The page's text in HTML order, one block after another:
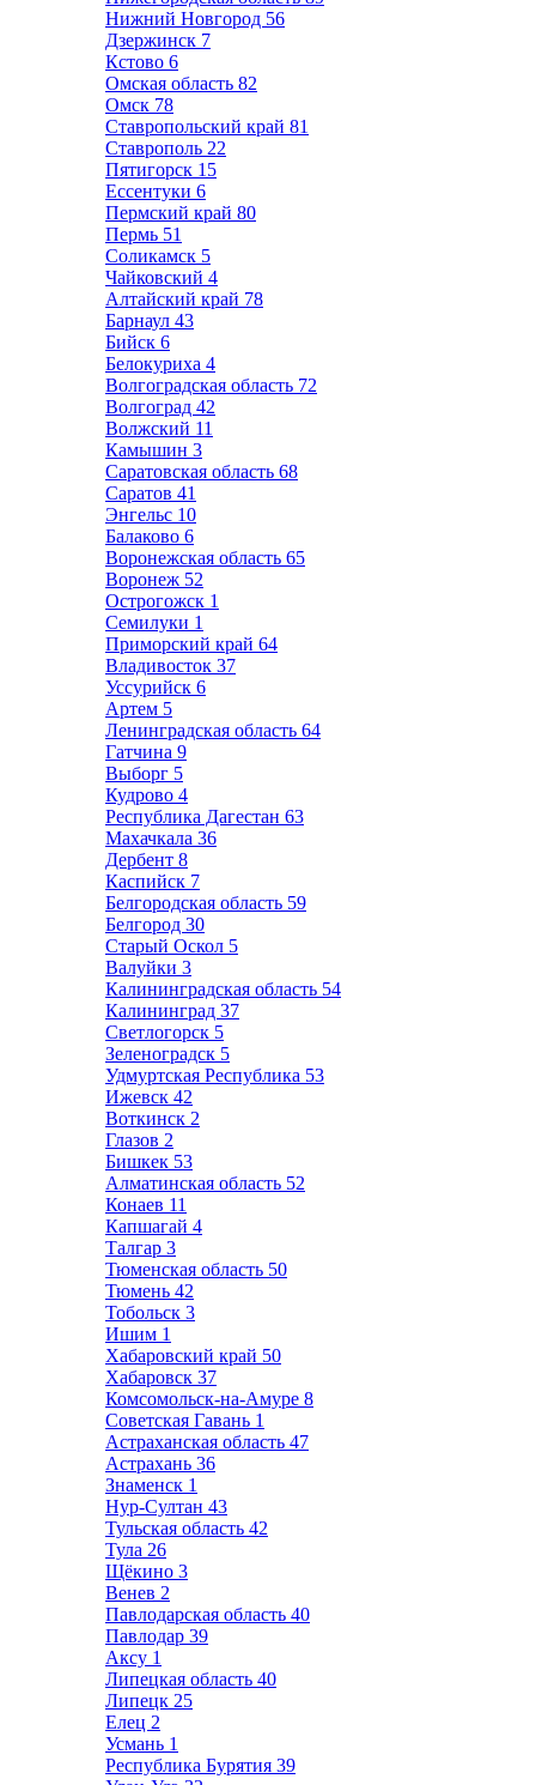
Нижний Новгород 56
Дзержинск 7
Кстово 6
Омская область 82
Омск 78
Ставропольский край 81
Ставрополь 22
Пятигорск 15
Ессентуки 6
Пермский край 80
Пермь 51
Соликамск 5
Чайковский 4
Алтайский край 78
Барнаул 43
Бийск 6
Белокуриха 4
Волгоградская область 72
Волгоград 42
Волжский 11
Камышин 3
Саратовская область 68
Саратов 41
Энгельс 10
Балаково 6
Воронежская область 65
Воронеж 52
Острогожск 1
Семилуки 1
Приморский край 64
Владивосток 37
Уссурийск 6
Артем 5
Ленинградская область 64
Гатчина 9
Выборг 5
Кудрово 4
Республика Дагестан 63
Махачкала 36
Дербент 8
Каспийск 7
Белгородская область 59
Белгород 30
Старый Оскол 5
Валуйки 3
Калининградская область 54
Калининград 37
Светлогорск 5
Зеленоградск 5
Удмуртская Республика 53
Ижевск 42
Воткинск 2
Глазов 2
Бишкек 53
Алматинская область 52
Конаев 11
Капшагай 4
Талгар 3
Тюменская область 50
Тюмень 42
Тобольск 3
Ишим 1
Хабаровский край 50
Хабаровск 37
Комсомольск-на-Амуре 8
Советская Гавань 1
Астраханская область 47
Астрахань 36
Знаменск 1
Нур-Султан 43
Тульская область 42
Тула 26
Щёкино 3
Венев 2
Павлодарская область 40
Павлодар 39
Аксу 1
Липецкая область 40
Липецк 25
Елец 2
Усмань 1
Республика Бурятия 39